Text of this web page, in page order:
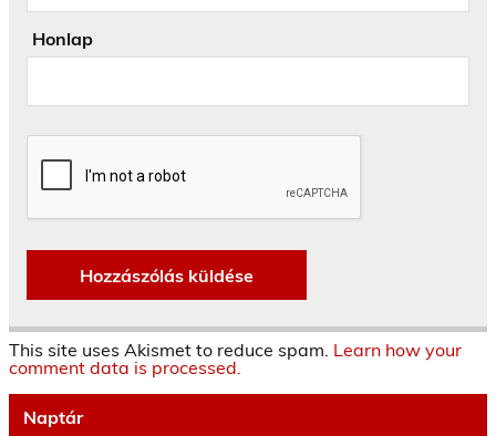
Honlap
This site uses Akismet to reduce spam. Learn how your
comment data is processed.
Naptár